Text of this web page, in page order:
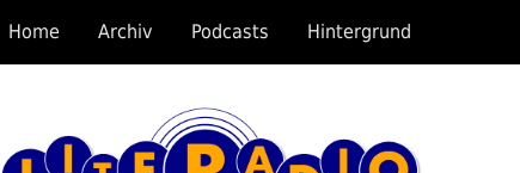
Home Archiv Podcasts Hintergrund